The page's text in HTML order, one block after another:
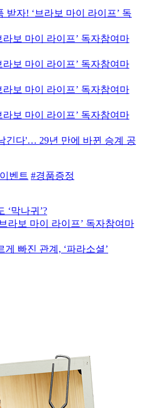
받자! ‘브라보 마이 라이프’ 독
보 마이 라이프’ 독자참여마
보 마이 라이프’ 독자참여마
보 마이 라이프’ 독자참여마
보 마이 라이프’ 독자참여마
긴다'… 29년 만에 바뀐 승계 공
벤트 #경품증정
‘막나귀’?
라보 마이 라이프’ 독자참여마
빠진 관계, ‘파라소셜’